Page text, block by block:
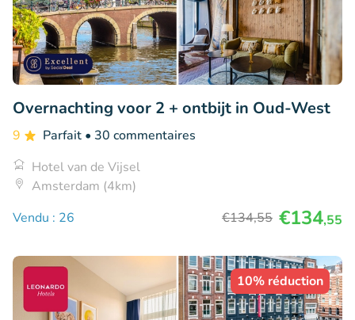
Overnachting voor 2 + ontbijt in Oud-West
9 Parfait • 30 commentaires
Hotel van de Vijsel
Amsterdam (4km)
Vendu : 26
€134,55 €134,55
10% réduction